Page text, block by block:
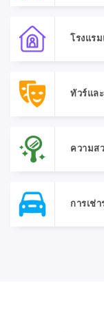
โรงแร
ทัวร์แล
ความส
การเช่า